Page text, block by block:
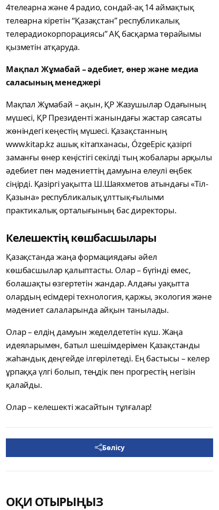
4телеарна және 4 радио, сондай-ақ 14 аймақтық
телеарна кіретін “Қазақстан” республикалық
телерадиокорпорациясы” АҚ басқарма төрайымы
қызметін атқаруда.
Мақпал Жұмабай – әдебиет, өнер және медиа
саласының менеджері
Мақпал Жұмабай – ақын, ҚР Жазушылар Одағының
мүшесі, ҚР Президенті жанындағы жастар саясаты
жөніндегі кеңестің мүшесі. Қазақстанның
www.kitap.kz ашық кітапханасы, ÓzgeEpic қазіргі
заманғы өнер кеңістігі секілді тың жобалары арқылы
әдебиет пен мәдениеттің дамуына елеулі еңбек
сіңірді. Қазіргі уақытта Ш.Шаяхметов атындағы «Тіл-
Қазына» республикалық ұлттық-ғылыми
практикалық орталығының бас директоры.
Келешектің көшбасшылары
Қазақстанда жаңа формациядағы әйел
көшбасшылар қалыптасты. Олар – бүгінді емес,
болашақты өзгертетін жандар. Алдағы уақытта
олардың есімдері технология, қаржы, экология және
мәдениет салаларында айқын танылады.
Олар – елдің дамуын жеделдететін күш. Жаңа
идеяларымен, батыл шешімдерімен Қазақстанды
жаһандық деңгейде ілгерілетеді. Ең бастысы – келер
ұрпаққа үлгі болып, теңдік пен прогрестің негізін
қалайды.
Олар – келешекті жасайтын тұлғалар!
Бөлісу
ОҚИ ОТЫРЫҢЫЗ